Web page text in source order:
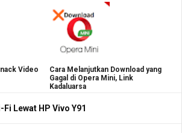
Video
Cara Melanjutkan Download yang
Gagal di Opera Mini, Link
Kadaluarsa
Lewat HP Vivo Y91